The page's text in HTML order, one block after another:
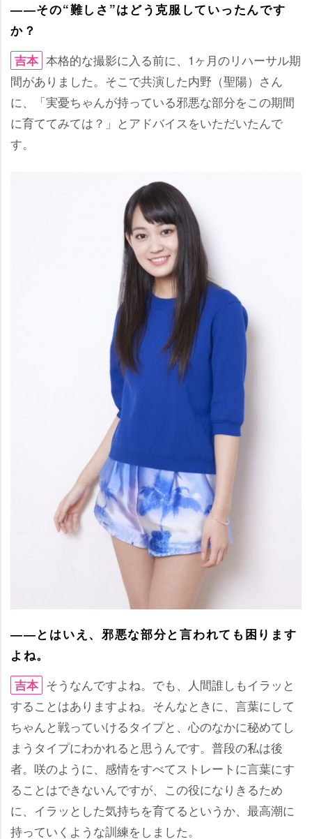
――その“難しさ”はどう克服していったんです
か？
吉本 本格的な撮影に入る前に、1ヶ月のリハーサル期
間がありました。そこで共演した内野（聖陽）さん
に、「実憂ちゃんが持っている邪悪な部分をこの期間
に育ててみては？」とアドバイスをいただいたんで
す。
――とはいえ、邪悪な部分と言われても困ります
よね。
吉本 そうなんですよね。でも、人間誰しもイラッと
することはありますよね。そんなときに、言葉にして
ちゃんと戦っていけるタイプと、心のなかに秘めてし
まうタイプにわかれると思うんです。普段の私は後
者。咲のように、感情をすべてストレートに言葉にす
ることはできないんですが、この役になりきるため
に、イラッとした気持ちを育てるというか、最高潮に
持っていくような訓練をしました。